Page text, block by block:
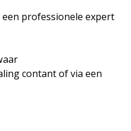
professionele expert
contant of via een